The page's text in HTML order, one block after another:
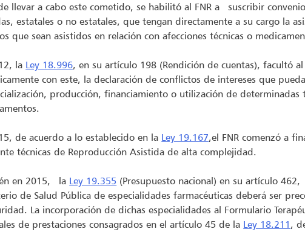
llevar a cabo este cometido, se habilitó al FNR a suscribir
estatales o no estatales, que tengan directamente a su cargo la
que sean asistidos en relación con afecciones técnicas o
la Ley 18.996, en su artículo 198 (Rendición de cuentas), facultó
con este, la declaración de conflictos de intereses que
producción, financiamiento o utilización de
de acuerdo a lo establecido en la Ley 19.167,el FNR comenzó a
técnicas de Reproducción Asistida de alta complejidad.
en 2015, la Ley 19.355 (Presupuesto nacional) en su artículo
de Salud Pública de especialidades farmacéuticas deberá ser
La incorporación de dichas especialidades al Formulario
de prestaciones consagrados en el artículo 45 de la Ley 18.211 ,